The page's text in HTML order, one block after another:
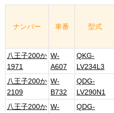
ナンバー 車番 型式
八王子200か
1971
W-
A607
QKG-
LV234L3
八王子200か
2109
W-
B732
QDG-
LV290N1
八王子200か W-
QDG-